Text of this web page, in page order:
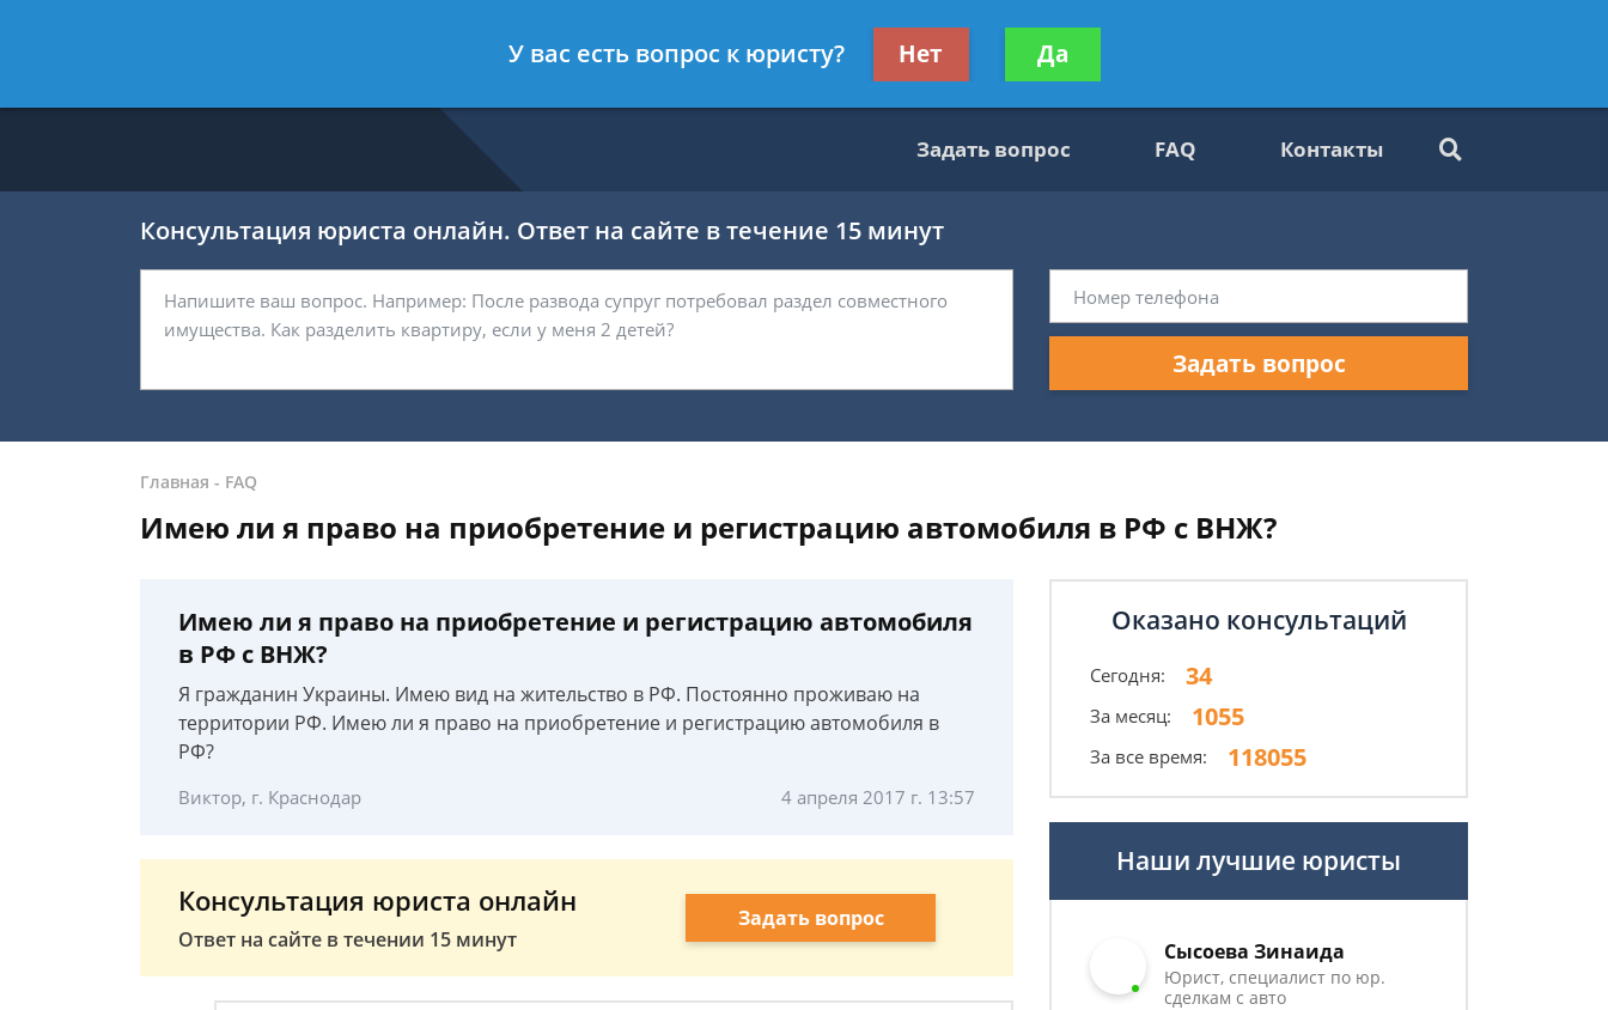
- Автоюрист, защитник
Получите консультацию
бесплатно
Задать вопрос FAQ Контакты
Консультация юриста онлайн. Ответ на сайте в течение 15 минут
Задать вопрос
Главная - FAQ
Имею ли я право на приобретение и регистрацию автомобиля в РФ с ВНЖ?
Имею ли я право на приобретение и регистрацию автомобиля
в РФ с ВНЖ?
Я гражданин Украины. Имею вид на жительство в РФ. Постоянно проживаю на
территории РФ. Имею ли я право на приобретение и регистрацию автомобиля в
РФ?
Виктор, г. Краснодар 4 апреля 2017 г. 13:57
Консультация юриста онлайн
Ответ на сайте в течении 15 минут
Задать вопрос
Оказано консультаций
Сегодня: 34
За месяц: 1055
За все время: 118055
Наши лучшие юристы
Сысоева Зинаида
Юрист, специалист по юр.
сделкам с авто
У вас есть вопрос к юристу? Нет Да